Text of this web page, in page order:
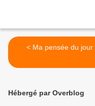
< Ma pensée du jour
Hébergé par Overblog